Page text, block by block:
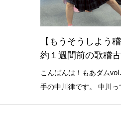
【もうそうしよう
約１週間前の歌稽
こんばんは！もあダム
手の中川律です。 中川